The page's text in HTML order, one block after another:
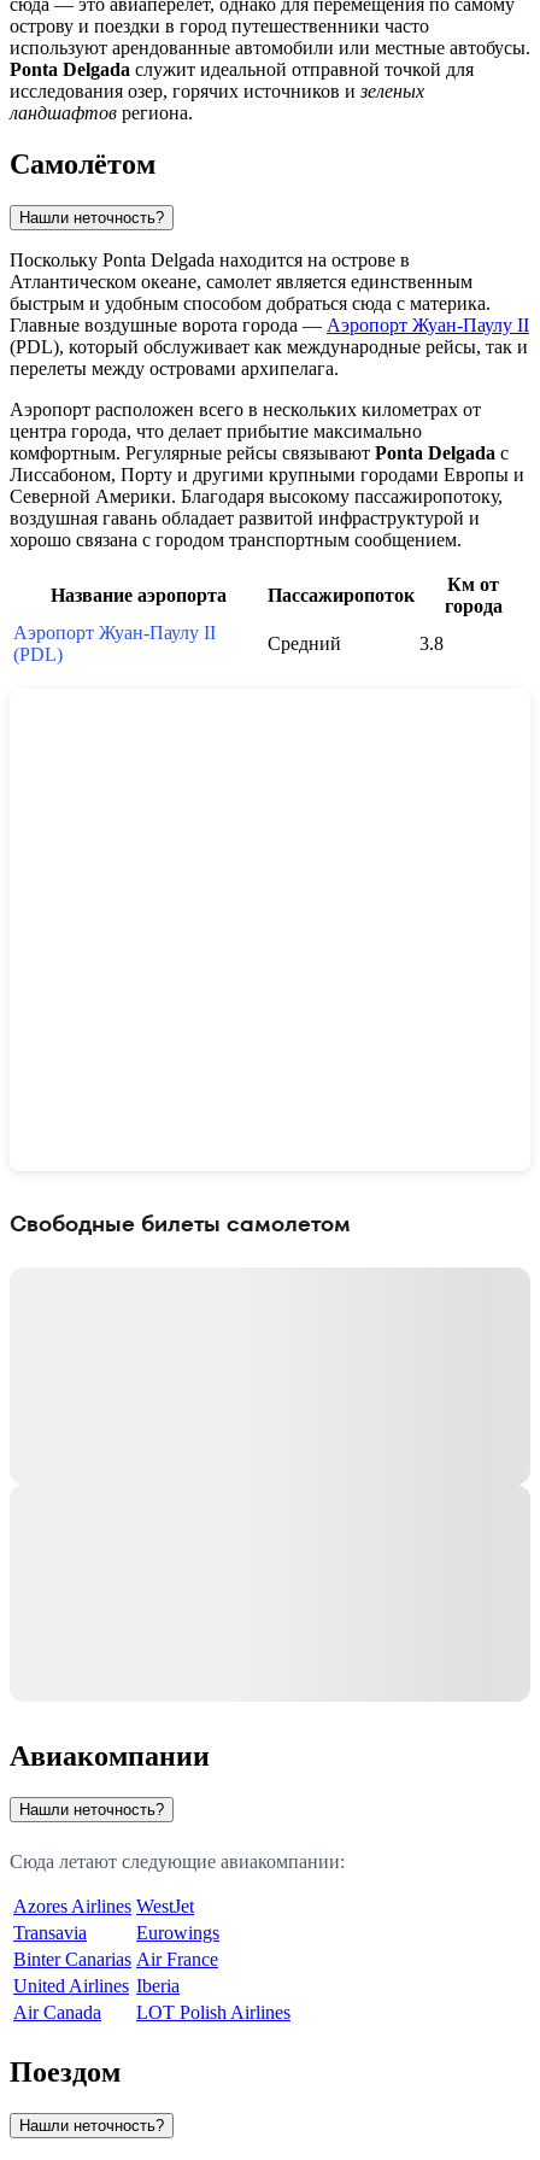
острову и поездки в город путешественники часто
используют арендованные автомобили или местные автобусы.
Ponta Delgada служит идеальной отправной точкой для
исследования озер, горячих источников изеленых
ландшафтов региона.
Самолётом
Нашли неточность?
Поскольку Ponta Delgada находится на острове в
Атлантическом океане, самолет является единственным
быстрым и удобным способом добраться сюда с материка.
Главные воздушные ворота города — Аэропорт Жуан-Паулу II
(PDL), который обслуживает как международные рейсы, так и
перелеты между островами архипелага.
Аэропорт расположен всего в нескольких километрах от
центра города, что делает прибытие максимально
комфортным. Регулярные рейсы связывают Ponta Delgada с
Лиссабоном, Порту и другими крупными городами Европы и
Северной Америки. Благодаря высокому пассажиропотоку,
воздушная гавань обладает развитой инфраструктурой и
хорошо связана с городом транспортным сообщением.
Название аэропорта Пассажиропоток
Км от
города
Аэропорт Жуан-Паулу II
(PDL)
Средний 3.8
Свободные билеты самолетом
Авиакомпании
Нашли неточность?
Сюда летают следующие авиакомпании:
Azores Airlines WestJet
Transavia
Eurowings
Binter Canarias Air France
United Airlines Iberia
Air Canada
LOT Polish Airlines
Поездом
Нашли неточность?